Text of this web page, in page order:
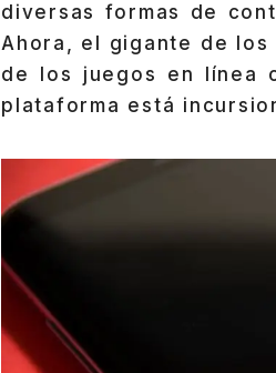
diversas formas de
Ahora, el gigante de los
de los juegos en línea
plataforma está